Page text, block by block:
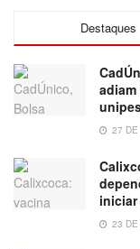
Destaques
27
23